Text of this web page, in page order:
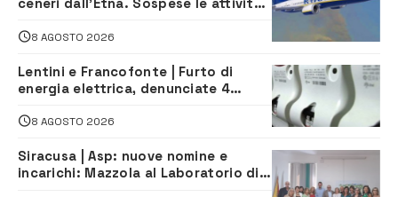
8 AGOSTO 2026
Lentini e Francofonte | Furto di
energia elettrica, denunciate 4
8 AGOSTO 2026
Siracusa | Asp: nuove nomine e
incarichi: Mazzola al Laboratorio di